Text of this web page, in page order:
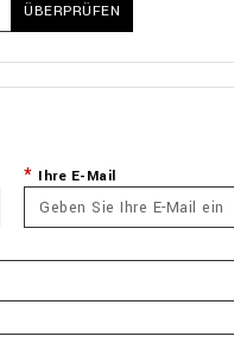
ÜBERPRÜFEN
Ihre E-Mail